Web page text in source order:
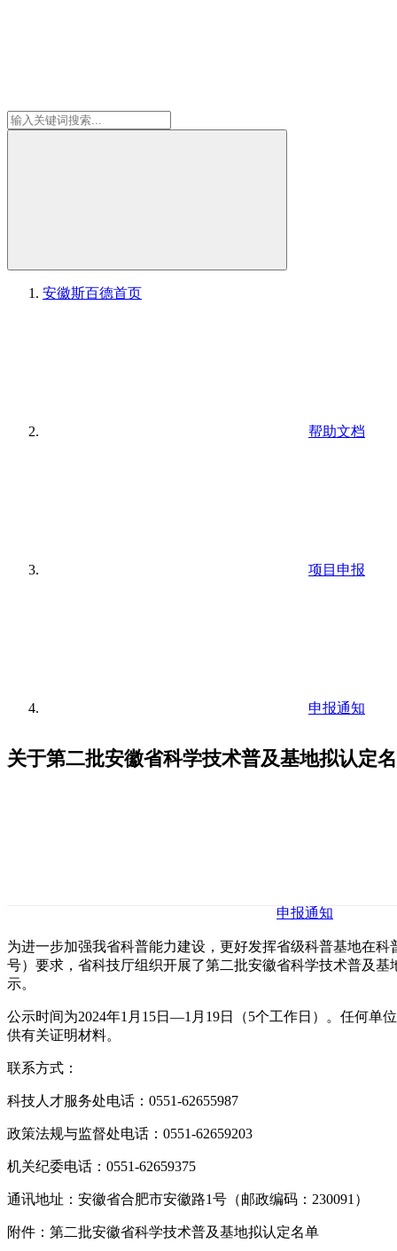
安徽斯百德首页
帮助文档
项目申报
申报通知
关于第二批安徽省科学技术普及基地拟认定
申报通知
为进一步加强我省科普能力建设，更好发挥省级科普基地在
号）要求，省科技厅组织开展了第二批安徽省科学技术普及
示。
公示时间为2024年1月15日—1月19日（5个工作日）。任何单
供有关证明材料。
联系方式：
科技人才服务处电话：0551-62655987
政策法规与监督处电话：0551-62659203
机关纪委电话：0551-62659375
通讯地址：安徽省合肥市安徽路1号（邮政编码：230091）
附件：第二批安徽省科学技术普及基地拟认定名单